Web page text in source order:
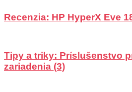
Recenzia: HP HyperX Eve
Tipy a triky: Príslušenstvo
zariadenia (3)